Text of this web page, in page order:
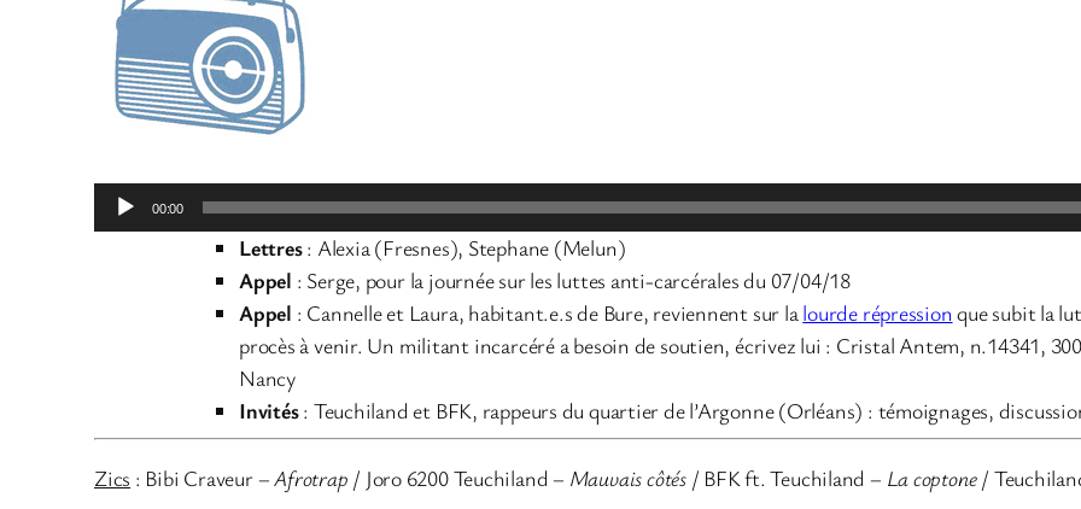
Lecteur
audio
00:00
Lettres: Alexia (Fresnes), Stephane (Melun)
Appel : Serge, pour la journée sur les luttes anti-carcérales du 07/04/18
Appel : Cannelle et Laura, habitant.e.s de Bure, reviennent sur la lourde répression que subit la
procès à venir. Un militant incarcéré a besoin de soutien, écrivez lui : Cristal Antem, n.14341,
Nancy
Invités: Teuchiland et BFK, rappeurs du quartier de l’Argonne (Orléans) : témoignages,
Zics : Bibi Craveur –Afrotrap / Joro 6200 Teuchiland – Mauvais côtés/ BFK ft. Teuchiland – La coptone/